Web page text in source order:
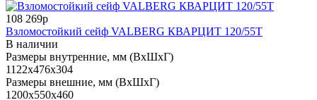
108 269р
Взломостойкий сейф VALBERG КВАРЦИТ 120/55T
В наличии
Размеры внутренние, мм (ВхШхГ)
1122x476x304
Размеры внешние, мм (ВхШхГ)
1200x550x460